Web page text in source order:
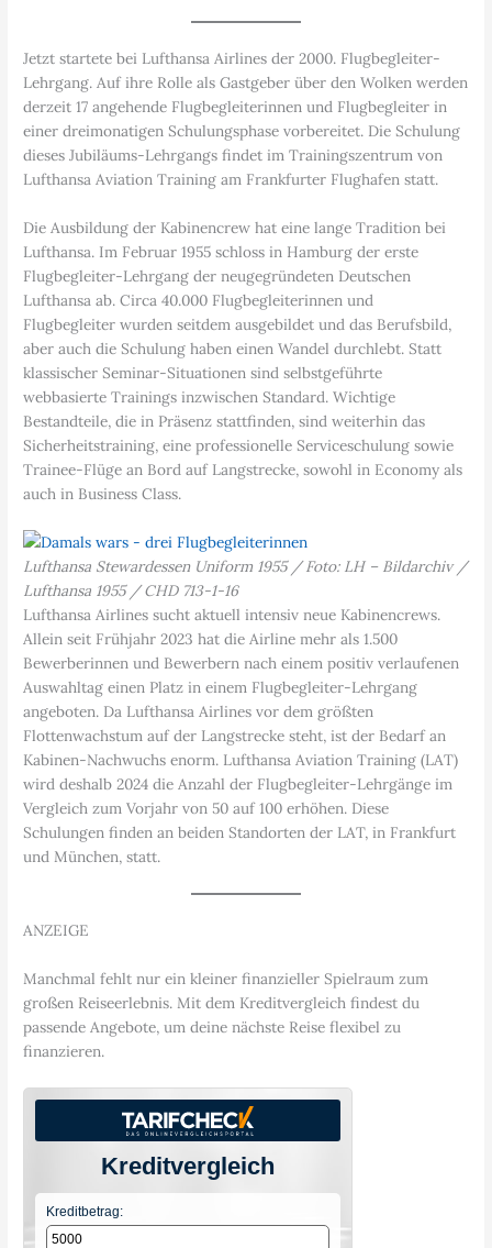
Jetzt startete bei Lufthansa Airlines der 2000. Flugbegleiter-
Lehrgang. Auf ihre Rolle als Gastgeber über den Wolken werden
derzeit 17 angehende Flugbegleiterinnen und Flugbegleiter in
einer dreimonatigen Schulungsphase vorbereitet. Die Schulung
dieses Jubiläums-Lehrgangs findet im Trainingszentrum von
Lufthansa Aviation Training am Frankfurter Flughafen statt.
Die Ausbildung der Kabinencrew hat eine lange Tradition bei
Lufthansa. Im Februar 1955 schloss in Hamburg der erste
Flugbegleiter-Lehrgang der neugegründeten Deutschen
Lufthansa ab. Circa 40.000 Flugbegleiterinnen und
Flugbegleiter wurden seitdem ausgebildet und das Berufsbild,
aber auch die Schulung haben einen Wandel durchlebt. Statt
klassischer Seminar-Situationen sind selbstgeführte
webbasierte Trainings inzwischen Standard. Wichtige
Bestandteile, die in Präsenz stattfinden, sind weiterhin das
Sicherheitstraining, eine professionelle Serviceschulung sowie
Trainee-Flüge an Bord auf Langstrecke, sowohl in Economy als
auch in Business Class.
Lufthansa Stewardessen Uniform 1955 / Foto: LH – Bildarchiv /
Lufthansa 1955 / CHD 713-1-16
Lufthansa Airlines sucht aktuell intensiv neue Kabinencrews.
Allein seit Frühjahr 2023 hat die Airline mehr als 1.500
Bewerberinnen und Bewerbern nach einem positiv verlaufenen
Auswahltag einen Platz in einem Flugbegleiter-Lehrgang
angeboten. Da Lufthansa Airlines vor dem größten
Flottenwachstum auf der Langstrecke steht, ist der Bedarf an
Kabinen-Nachwuchs enorm. Lufthansa Aviation Training (LAT)
wird deshalb 2024 die Anzahl der Flugbegleiter-Lehrgänge im
Vergleich zum Vorjahr von 50 auf 100 erhöhen. Diese
Schulungen finden an beiden Standorten der LAT, in Frankfurt
und München, statt.
ANZEIGE
Manchmal fehlt nur ein kleiner finanzieller Spielraum zum
großen Reiseerlebnis. Mit dem Kreditvergleich findest du
passende Angebote, um deine nächste Reise flexibel zu
finanzieren.
Kreditvergleich
Kreditbetrag: